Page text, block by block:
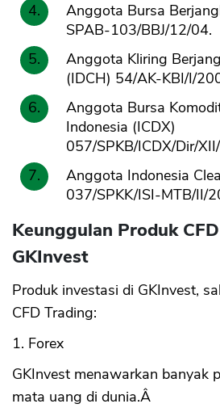
Anggota Bursa
SPAB-103/BBJ/12/04.
Anggota Kliring
(IDCH) 54/AK-KBI/I/
Anggota Bursa
Indonesia (ICDX)
057/SPKB/ICDX/Dir/
Anggota Indonesia
037/SPKK/ISI-MTB/II/
Keunggulan Produk
GKInvest
Produk investasi di GKInvest,
CFD Trading:
1. Forex
GKInvest menawarkan banyak
mata uang di dunia.Â